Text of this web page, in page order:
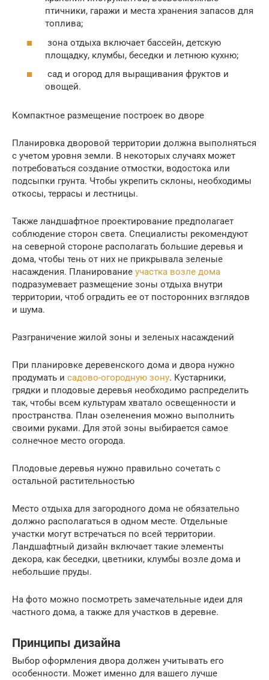
птичники, гаражи и места хранения запасов для
топлива;
зона отдыха включает бассейн, детскую
площадку, клумбы, беседки и летнюю кухню;
сад и огород для выращивания фруктов и
овощей.
Компактное размещение построек во дворе
Планировка дворовой территории должна выполняться
с учетом уровня земли. В некоторых случаях может
потребоваться создание отмостки, водостока или
подсыпки грунта. Чтобы укрепить склоны, необходимы
откосы, террасы и лестницы.
Также ландшафтное проектирование предполагает
соблюдение сторон света. Специалисты рекомендуют
на северной стороне располагать большие деревья и
дома, чтобы тень от них не прикрывала зеленые
насаждения. Планирование участка возле дома
подразумевает размещение зоны отдыха внутри
территории, чтоб оградить ее от посторонних взглядов
и шума.
Разграничение жилой зоны и зеленых насаждений
При планировке деревенского дома и двора нужно
продумать и садово-огородную зону. Кустарники,
грядки и плодовые деревья необходимо распределить
так, чтобы всем культурам хватало освещенности и
пространства. План озеленения можно выполнить
своими руками. Для этой зоны выбирается самое
солнечное место огорода.
Плодовые деревья нужно правильно сочетать с
остальной растительностью
Место отдыха для загородного дома не обязательно
должно располагаться в одном месте. Отдельные
участки могут встречаться по всей территории.
Ландшафтный дизайн включает такие элементы
декора, как беседки, цветники, клумбы возле дома и
небольшие пруды.
На фото можно посмотреть замечательные идеи для
частного дома, а также для участков в деревне.
Принципы дизайна
Выбор оформления двора должен учитывать его
особенности. Может именно для вашего лучше